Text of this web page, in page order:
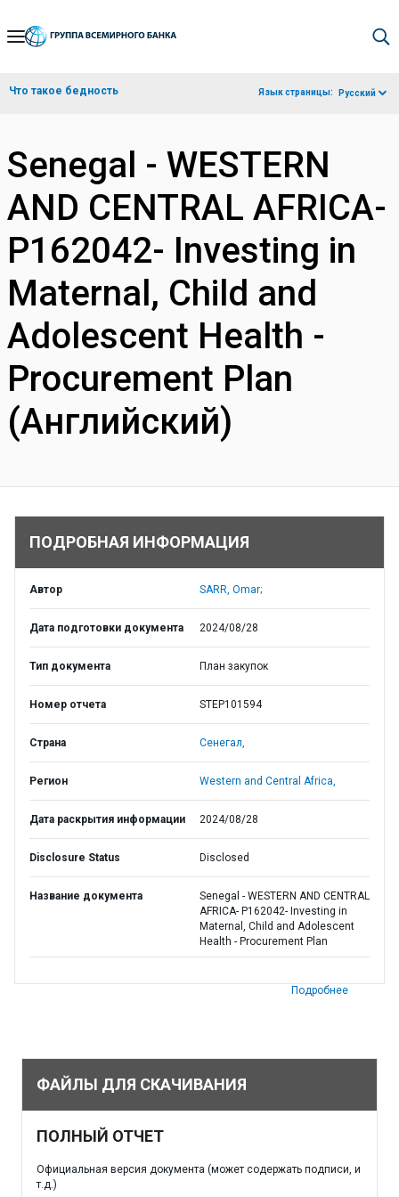
Skip
Navigation
Что такое бедность Язык страницы: Русский
Senegal - WESTERN
AND CENTRAL AFRICA-
P162042- Investing in
Maternal, Child and
Adolescent Health -
Procurement Plan
(Английский)
ПОДРОБНАЯ ИНФОРМАЦИЯ
Автор SARR, Omar;
Дата подготовки документа 2024/08/28
Тип документа План закупок
Номер отчета STEP101594
Страна Сенегал,
Регион Western and Central Africa,
Дата раскрытия информации 2024/08/28
Disclosure Status Disclosed
Название документа
Senegal - WESTERN AND CENTRAL
AFRICA- P162042- Investing in
Maternal, Child and Adolescent
Health - Procurement Plan
Подробнее
ФАЙЛЫ ДЛЯ СКАЧИВАНИЯ
ПОЛНЫЙ ОТЧЕТ
Официальная версия документа (может содержать подписи, и
т.д.)